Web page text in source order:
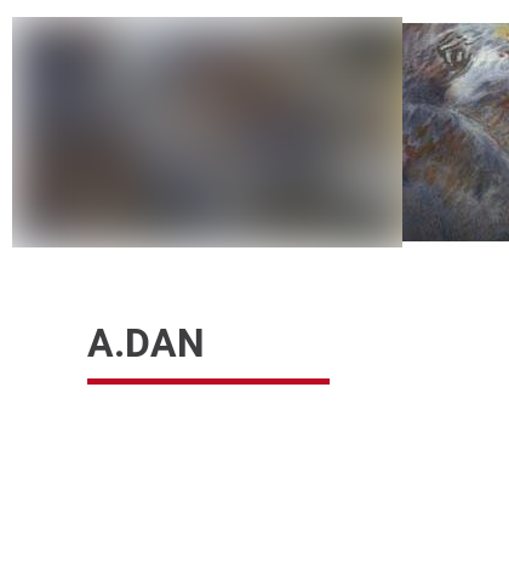
A.DAN